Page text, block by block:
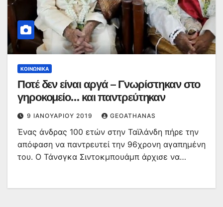
ΚΟΙΝΩΝΙΚΆ
Ποτέ δεν είναι αργά – Γνωρίστηκαν στο
γηροκομείο… και παντρεύτηκαν
9 ΙΑΝΟΥΑΡΊΟΥ 2019 GEOATHANAS
Ένας άνδρας 100 ετών στην Ταϊλάνδη πήρε την
απόφαση να παντρευτεί την 96χρονη αγαπημένη
του. Ο Τάνσγκα Σιντοκμπουάμπ άρχισε να…